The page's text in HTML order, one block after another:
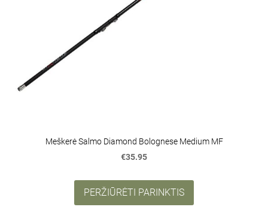
Meškerė Salmo Diamond Bolognese Medium MF
€35.95
PERŽIŪRĖTI PARINKTIS